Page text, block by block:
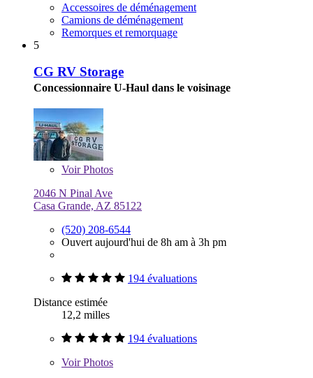
Accessoires de déménagement
Camions de déménagement
Remorques et remorquage
5
CG RV Storage
Concessionnaire U-Haul dans le voisinage
VoirPhotos
2046 N Pinal Ave
Casa Grande, AZ 85122
(520) 208-6544
Ouvert aujourd'hui de 8h am à 3h pm
194 évaluations
Distance estimée
12,2 milles
194 évaluations
VoirPhotos